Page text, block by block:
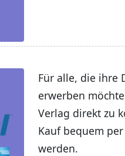
Für alle, die ihre
erwerben
Verlag direkt zu
Kauf bequem
werden.